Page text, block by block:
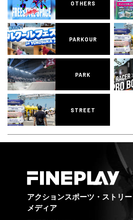
OTHERS
PARKOUR
PARK
STREET
アクションスポーツ・ストリ
メディア